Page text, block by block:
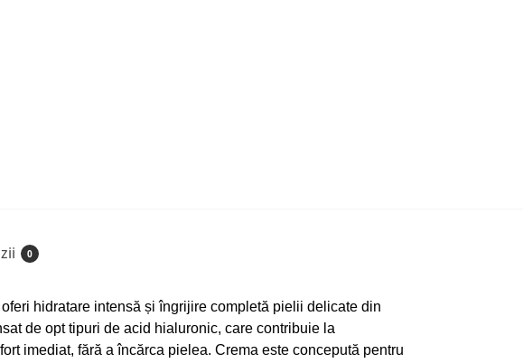
0
hidratare intensă și îngrijire completă pielii delicate din
de opt tipuri de acid hialuronic, care contribuie la
imediat, fără a încărca pielea. Crema este concepută pentru